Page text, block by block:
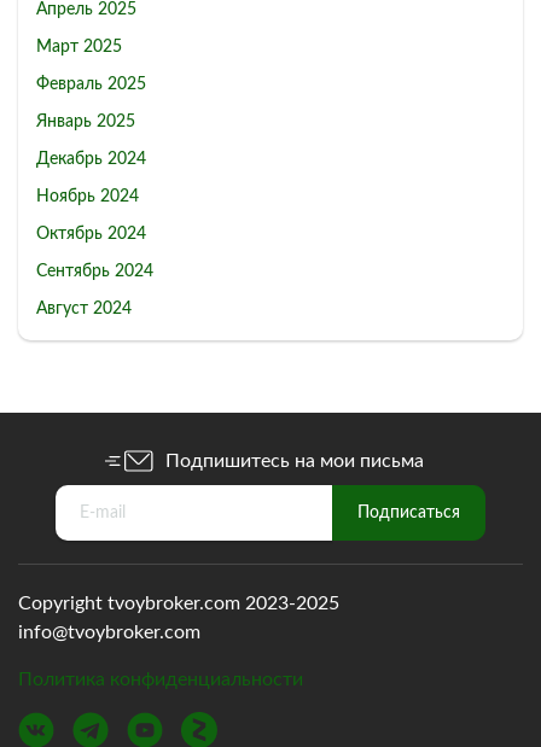
Апрель 2025
Март 2025
Февраль 2025
Январь 2025
Декабрь 2024
Ноябрь 2024
Октябрь 2024
Сентябрь 2024
Август 2024
Подпишитесь на мои письма
Copyright tvoybroker.com 2023-2025
info@tvoybroker.com
Политика конфиденциальности